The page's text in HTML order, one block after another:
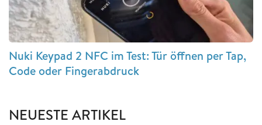
Nuki Keypad 2 NFC im Test: Tür öffnen per Tap,
Code oder Fingerabdruck
NEUESTE ARTIKEL